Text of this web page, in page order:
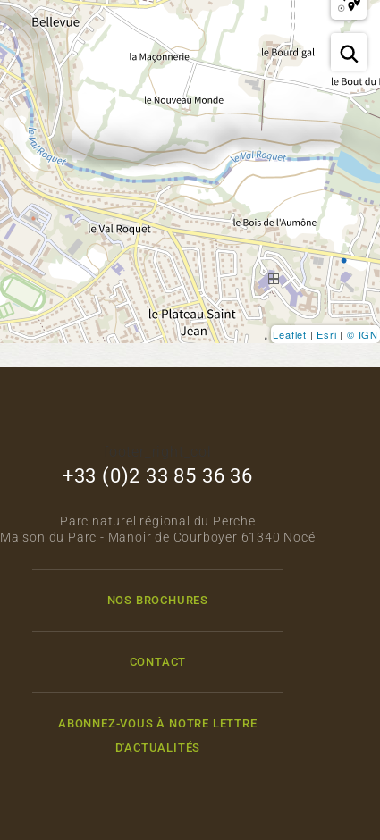
Leaflet | Esri | © IGN
+33 (0)2 33 85 36 36
Parc naturel régional du Perche
Maison du Parc - Manoir de Courboyer 61340 Nocé
NOS BROCHURES
CONTACT
ABONNEZ-VOUS À NOTRE LETTRE
D'ACTUALITÉS